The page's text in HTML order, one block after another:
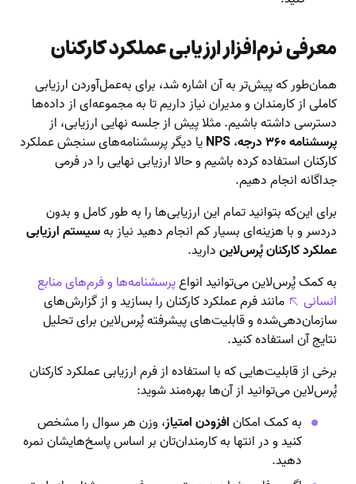
معرفی نرم‌افزار ارزیابی عملکرد کارکنان
همان‌طور که پیش‌تر به آن اشاره شد، برای به‌عمل‌‌آوردن ارزیابی
کاملی از کارمندان و مدیران نیاز داریم تا به مجموعه‌ای از داده‌ها
دسترسی داشته باشیم. مثلا پیش از جلسه نهایی ارزیابی، از
پرسشنامه ۳۶۰ درجه
،NPSیا دیگر پرسشنامه‌های سنجش عملکرد
کارکنان استفاده کرده باشیم و حالا ارزیابی نهایی را در فرمی
جداگانه انجام دهیم.
برای این‌که بتوانید تمام این ارزیابی‌ها را به طور کامل و بدون
دردسر و با هزینه‌ای بسیار کم انجام دهید نیاز بهسیستم ارزیابی
عملکرد کارکنان پُرس‌لایندارید.
به کمک پُرس‌لاین می‌توانید انواعپرسشنامه‌ها و فرم‌های منابع
انسانی
مانند فرم عملکرد کارکنان را بسازید و از گزارش‌های
سازمان‌دهی‌شده و قابلیت‌های پیشرفته پُرس‌لاین برای تحلیل
نتایج آن استفاده کنید.
برخی از قابلیت‌هایی که با استفاده از فرم ارزیابی عملکرد کارکنان
پُرس‌لاین می‌توانید از آن‌ها بهره‌مند شوید:
به کمک امکانافزودن امتیاز، وزن هر سوال را مشخص
کنید و در انتها به کارمندان‌تان بر اساس پاسخ‌هایشان نمره
دهید.